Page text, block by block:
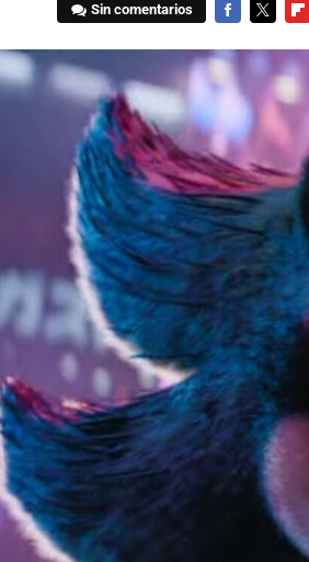
Sin comentarios